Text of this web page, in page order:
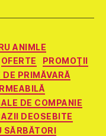
ANIMLE
OFERTE
PROMOŢII
PRIMĂVARĂ
DE COMPANIE
DEOSEBITE
SĂRBĂTORI